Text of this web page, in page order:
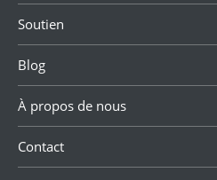
Soutien
Blog
À propos de nous
Contact